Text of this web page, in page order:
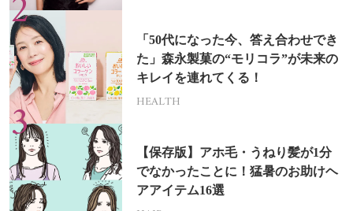
「50代になった今、答え合わせでき
た」森永製菓の“モリコラ”が未来の
キレイを連れてくる！
HEALTH
【保存版】アホ毛・うねり髪が1分
でなかったことに！猛暑のお助けヘ
アアイテム16選